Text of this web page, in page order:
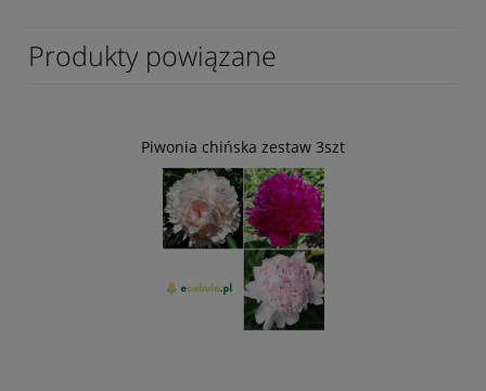
Produkty powiązane
Piwonia chińska zestaw 3szt